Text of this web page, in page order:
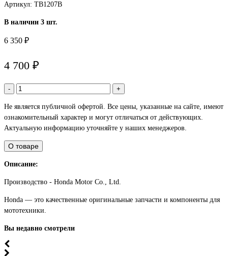
Артикул: TB1207B
В наличии 3 шт.
6 350 ₽
4 700 ₽
- +
Не является публичной офертой. Все цены, указанные на сайте, имеют
ознакомительный характер и могут отличаться от действующих.
Актуальную информацию уточняйте у наших менеджеров.
О товаре
Описание:
Производство - Honda Motor Co., Ltd.
Honda — это качественные оригинальные запчасти и компоненты для
мототехники.
Вы недавно смотрели